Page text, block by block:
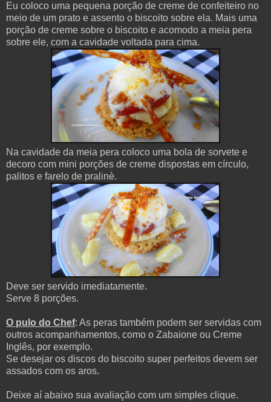
Eu coloco uma pequena porção de creme de confeiteiro no
meio de um prato e assento o biscoito sobre ela. Mais uma
porção de creme sobre o biscoito e acomodo a meia pera
sobre ele, com a cavidade voltada para cima.
Na cavidade da meia pera coloco uma bola de sorvete e
decoro com mini porções de creme dispostas em círculo,
palitos e farelo de pralinè.
Deve ser servido imediatamente.
Serve 8 porções.
O pulo do Chef: As peras também podem ser servidas com
outros acompanhamentos, como o Zabaione ou Creme
Inglês, por exemplo.
Se desejar os discos do biscoito super perfeitos devem ser
assados com os aros.
Deixe aí abaixo sua avaliação com um simples clique.